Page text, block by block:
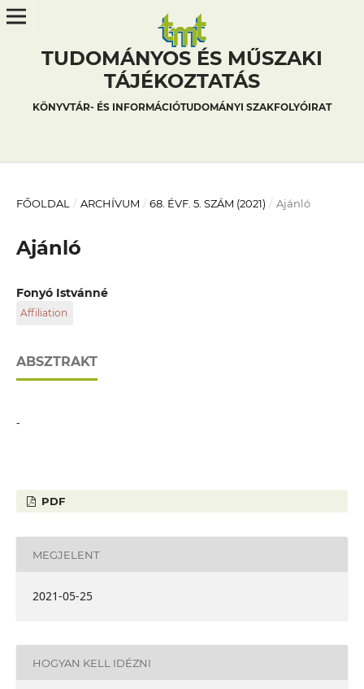
TUDOMÁNYOS ÉS MŰSZAKI
TÁJÉKOZTATÁS
KÖNYVTÁR- ÉS INFORMÁCIÓTUDOMÁNYI SZAKFOLYÓIRAT
FŐOLDAL / ARCHÍVUM / 68. ÉVF. 5. SZÁM (2021) / Ajánló
Ajánló
Fonyó Istvánné
Affiliation
ABSZTRAKT
-
PDF
MEGJELENT
2021-05-25
HOGYAN KELL IDÉZNI